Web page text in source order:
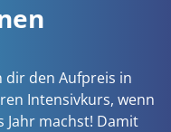
dir den Aufpreis in
Intensivkurs, wenn
Jahr machst! Damit